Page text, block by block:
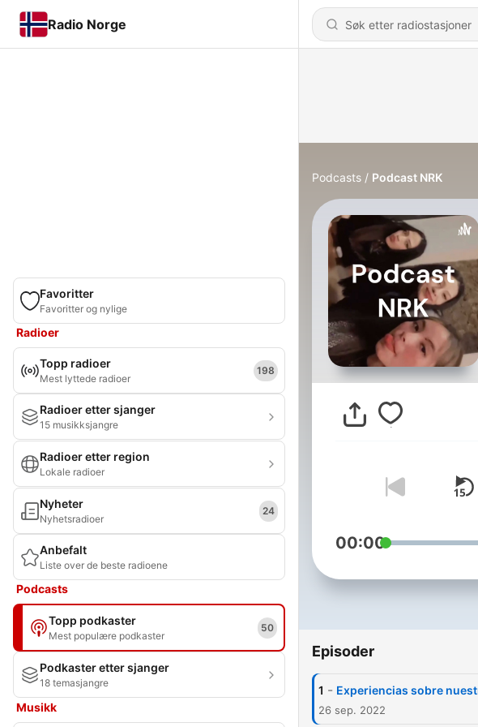
Radio Norge
Favoritter
Favoritter og nylige
Radioer
Topp radioer
Mest lyttede radioer
198
Radioer etter sjanger
15 musikksjangre
Radioer etter region
Lokale radioer
Nyheter
Nyhetsradioer
24
Anbefalt
Liste over de beste radioene
Podcasts
Topp podkaster
Mest populære podkaster
50
Podkaster etter sjanger
18 temasjangre
Musikk
Podcasts Podcast NRK
00:00
Episoder
1 - Experiencias sobre
26 sep. 2022